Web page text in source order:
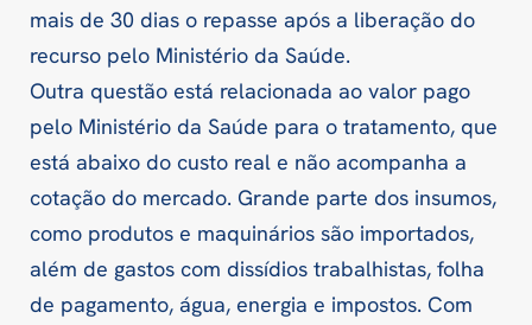
mais de 30 dias o repasse após a liberação do
recurso pelo Ministério da Saúde.
Outra questão está relacionada ao valor pago
pelo Ministério da Saúde para o tratamento, que
está abaixo do custo real e não acompanha a
cotação do mercado. Grande parte dos insumos,
como produtos e maquinários são importados,
além de gastos com dissídios trabalhistas, folha
de pagamento, água, energia e impostos. Com